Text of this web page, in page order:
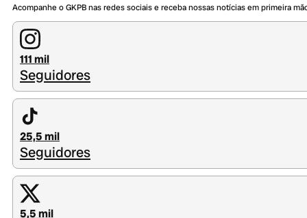
Acompanhe o GKPB nas redes sociais e receba nossas notícias em primeira
111 mil
Seguidores
25,5 mil
Seguidores
5,5 mil